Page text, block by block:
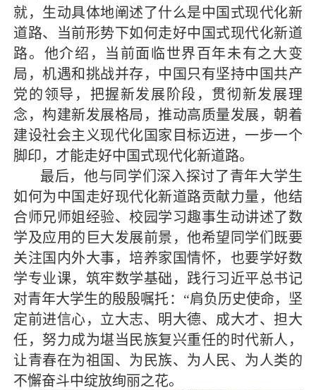
就，生动具体地阐述了什么是中国式现代化新
道路、当前形势下如何走好中国式现代化新道
路。他介绍，当前面临世界百年未有之大变
局，机遇和挑战并存，中国只有坚持中国共产
党的领导，把握新发展阶段，贯彻新发展理
念，构建新发展格局，推动高质量发展，朝着
建设社会主义现代化国家目标迈进，一步一个
脚印，才能走好中国式现代化新道路。
最后，他与同学们深入探讨了青年大学生
如何为中国走好现代化新道路贡献力量，他结
合师兄师姐经验、校园学习趣事生动讲述了数
学及应用的巨大发展前景，他希望同学们既要
关注国内外大事，培养家国情怀，也要学好数
学专业课，筑牢数学基础，践行习近平总书记
对青年大学生的殷殷嘱托：“肩负历史使命，坚
定前进信心，立大志、明大德、成大才、担大
任，努力成为堪当民族复兴重任的时代新人，
让青春在为祖国、为民族、为人民、为人类的
不懈奋斗中绽放绚丽之花。